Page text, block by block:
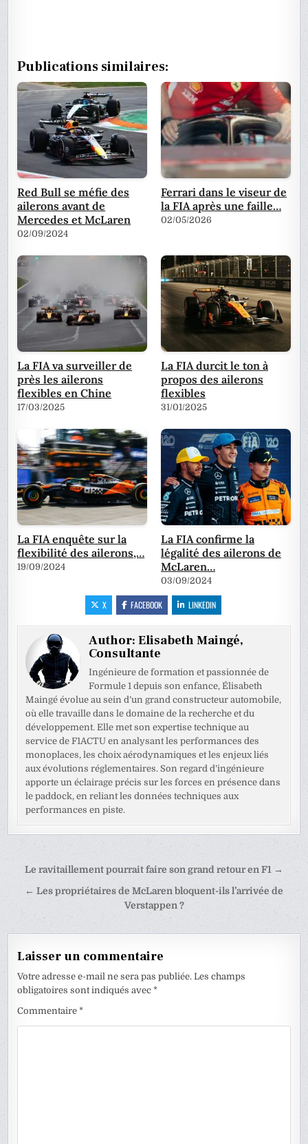
Publications similaires:
Red Bull se méfie des
ailerons avant de
Mercedes et McLaren
02/09/2024
Ferrari dans le viseur de
la FIA après une faille…
02/05/2026
La FIA va surveiller de
près les ailerons
flexibles en Chine
17/03/2025
La FIA durcit le ton à
propos des ailerons
flexibles
31/01/2025
La FIA enquête sur la
flexibilité des ailerons,…
19/09/2024
La FIA confirme la
légalité des ailerons de
McLaren…
03/09/2024
X FACEBOOK LINKEDIN
Author:Elisabeth Maingé,
Consultante
Ingénieure de formation et passionnée de
Formule 1 depuis son enfance, Élisabeth
Maingé évolue au sein d’un grand constructeur automobile,
où elle travaille dans le domaine de la recherche et du
développement. Elle met son expertise technique au
service de F1ACTU en analysant les performances des
monoplaces, les choix aérodynamiques et les enjeux liés
aux évolutions réglementaires. Son regard d’ingénieure
apporte un éclairage précis sur les forces en présence dans
le paddock, en reliant les données techniques aux
performances en piste.
Navigation
de
Le ravitaillement pourrait faire son grand retour en F1 →
← Les propriétaires de McLaren bloquent-ils l’arrivée de
Verstappen ?
Laisser un commentaire
Votre adresse e-mail ne sera pas publiée. Les champs
obligatoires sont indiqués avec*
Commentaire*